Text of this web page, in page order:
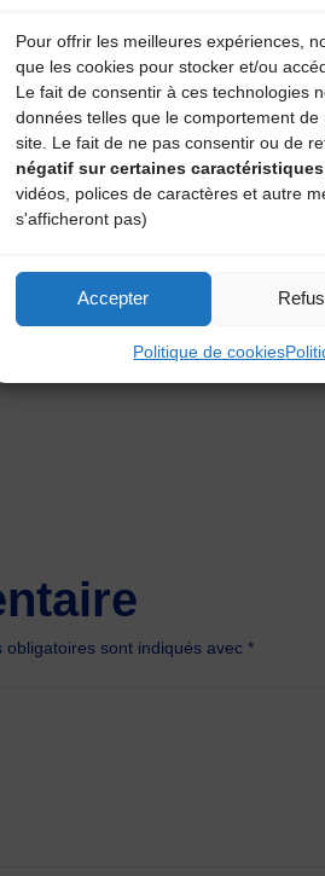
Pour offrir les meilleures expériences,
que les cookies pour stocker et/ou
Le fait de consentir à ces technologies
données telles que le comportement
site. Le fait de ne pas consentir ou de
négatif sur certaines
vidéos, polices de caractères et autre
s'afficheront pas)
Accepter
Politique de cookies
obligatoires sont indiqués avec*